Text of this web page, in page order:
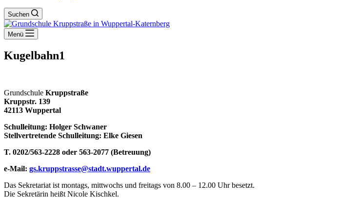
Suchen
Menü
Kugelbahn1
Grundschule Kruppstraße
Kruppstr. 139
42113 Wuppertal
Schulleitung: Holger Schwaner
Stellvertretende Schulleitung: Elke Giesen
T. 0202/563-2228 oder 563-2077 (Betreuung)
e-Mail: gs.kruppstrasse@stadt.wuppertal.de
Das Sekretariat ist montags, mittwochs und freitags von 8.00 – 12.00 Uhr besetzt.
Die Sekretärin heißt Nicole Kischkel.